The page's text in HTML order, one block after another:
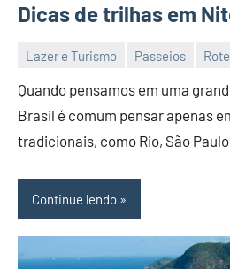
Dicas de trilhas em
Lazer e Turismo Passeios
BC
Quando pensamos em uma
Brasil é comum pensar apenas
tradicionais, como Rio, São
Continue lendo